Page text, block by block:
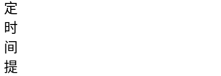
定
时
间
提